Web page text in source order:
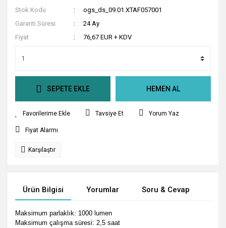
Stok Kodu
ogs_ds_09.01.XTAF057001
Garanti Süresi
24 Ay
Fiyat
76,67 EUR + KDV
SEPETE EKLE HEMEN AL
Tavsiye Et Yorum Yaz
Fiyat Alarmı
Karşılaştır
Ürün Bilgisi Yorumlar Soru & Cevap
Maksimum parlaklık: 1000 lumen
Maksimum çalışma süresi: 2,5 saat